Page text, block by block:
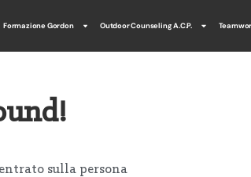
Formazione Gordon Outdoor Counseling A.C.P.
sulla persona